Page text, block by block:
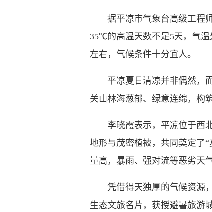
据平凉市气象台高级工程师
35℃的高温天数不足5天，气
左右，气候条件十分宜人。
平凉夏日清凉并非偶然，而
关山林海葱郁、绿意连绵，构
李晓霞表示，平凉位于西北
地形与茂密植被，共同奠定了
量高，暴雨、强对流等恶劣天
凭借得天独厚的气候资源，
生态文旅名片，获授避暑旅游